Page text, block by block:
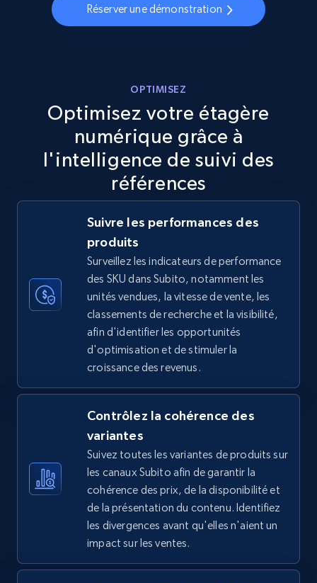
using sku numbers
URL, Final price, Sku, Currency, Gtin,
TikTok Shop
URL, Title, Available, Description, Currency, Initial
668+
TikTok Shop - category
URL, Title, Available, Description, Currency, Initial
price, Final price, Discount percent, and more.
5.4K+ 668+ Commencer
TikTok Shop - Collect TikTok shop products
by keywords search
URL, Title, Available, Description, Currency, Initial
price, Final price, Discount percent, and more.
Réserver une démonstration
OPTIMISEZ
Optimisez votre étagère
numérique grâce à
l'intelligence de suivi des
références
Suivre les performances des
produits
Surveillez les indicateurs de performance
des SKU dans Subito, notamment les
unités vendues, la vitesse de vente, les
classements de recherche et la visibilité,
afin d'identifier les opportunités
d'optimisation et de stimuler la
croissance des revenus.
Contrôlez la cohérence des
variantes
Suivez toutes les variantes de produits sur
les canaux Subito afin de garantir la
cohérence des prix, de la disponibilité et
de la présentation du contenu. Identifiez
les divergences avant qu'elles n'aient un
impact sur les ventes.